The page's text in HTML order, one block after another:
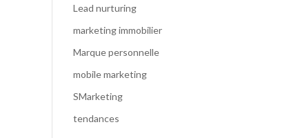
Lead nurturing
marketing immobilier
Marque personnelle
mobile marketing
SMarketing
tendances